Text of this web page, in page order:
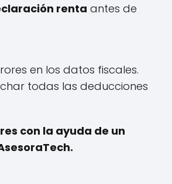
renta antes de
en los datos fiscales.
todas las deducciones
con la ayuda de un